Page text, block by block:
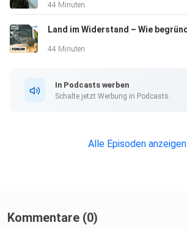
44 Minuten
44 Minuten
In Podcasts werben
Schalte jetzt Werbung in Podcasts.
Alle Episoden anzeigen
Kommentare (0)